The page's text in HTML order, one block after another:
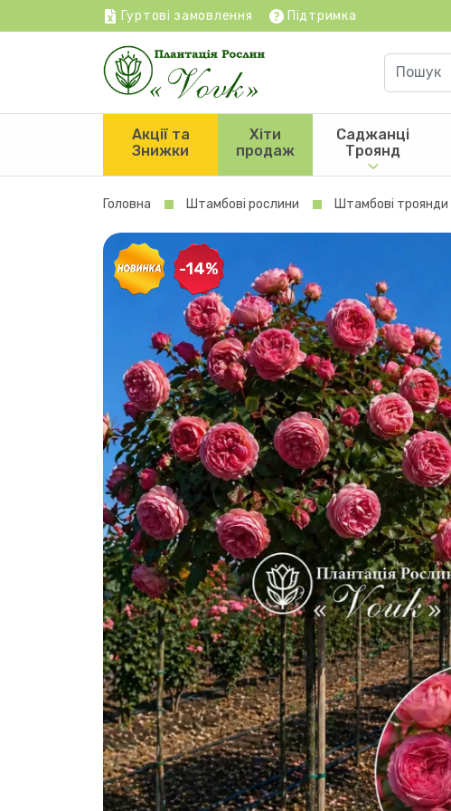
Гуртові замовлення Підтримка
Акції та
Знижки
Хіти
продаж
Саджанці
Троянд
Головна Штамбові рослини Штамбові троянди
-14%